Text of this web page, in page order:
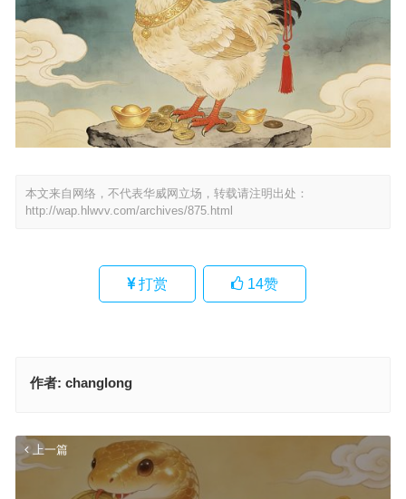
本文来自网络，不代表华威网立场，转载请注明出处：
http://wap.hlwvv.com/archives/875.html
打赏 14赞
作者: changlong
上一篇